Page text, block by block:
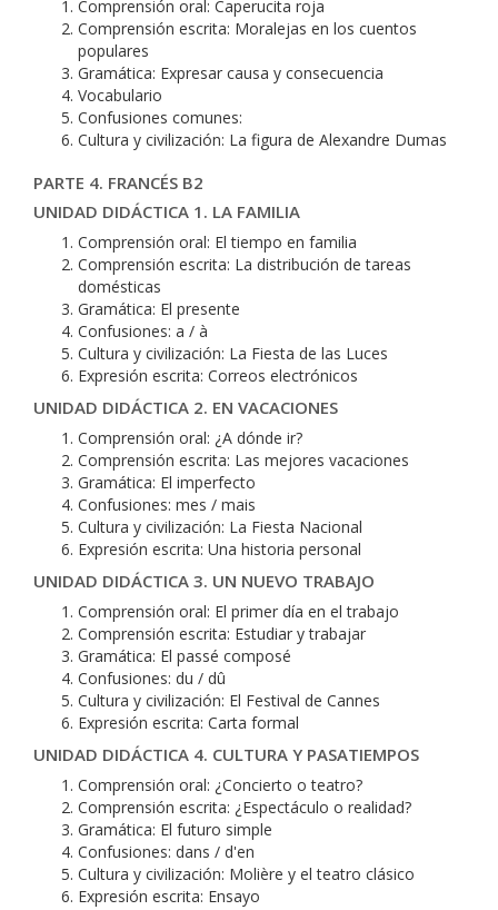
Comprensión oral: Caperucita roja
Comprensión escrita: Moralejas en los cuentos
populares
Gramática: Expresar causa y consecuencia
Vocabulario
Confusiones comunes:
Cultura y civilización: La figura de Alexandre Dumas
PARTE 4. FRANCÉS B2
UNIDAD DIDÁCTICA 1. LA FAMILIA
Comprensión oral: El tiempo en familia
Comprensión escrita: La distribución de tareas
domésticas
Gramática: El presente
Confusiones: a / à
Cultura y civilización: La Fiesta de las Luces
Expresión escrita: Correos electrónicos
UNIDAD DIDÁCTICA 2. EN VACACIONES
Comprensión oral: ¿A dónde ir?
Comprensión escrita: Las mejores vacaciones
Gramática: El imperfecto
Confusiones: mes / mais
Cultura y civilización: La Fiesta Nacional
Expresión escrita: Una historia personal
UNIDAD DIDÁCTICA 3. UN NUEVO TRABAJO
Comprensión oral: El primer día en el trabajo
Comprensión escrita: Estudiar y trabajar
Gramática: El passé composé
Confusiones: du / dû
Cultura y civilización: El Festival de Cannes
Expresión escrita: Carta formal
UNIDAD DIDÁCTICA 4. CULTURA Y PASATIEMPOS
Comprensión oral: ¿Concierto o teatro?
Comprensión escrita: ¿Espectáculo o realidad?
Gramática: El futuro simple
Confusiones: dans / d'en
Cultura y civilización: Molière y el teatro clásico
Expresión escrita: Ensayo